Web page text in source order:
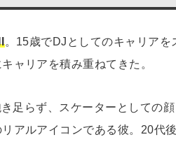
。15歳でDJとしてのキャリアを
ャリアを積み重ねてきた。
足らず、スケーターとしての
アルアイコンである彼。20代